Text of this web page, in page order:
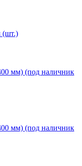
(шт.)
мм) (под наличник
мм) (под наличник